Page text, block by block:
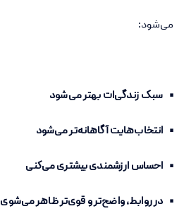
می‌شود:
• سبک زندگی‌ات بهتر می‌شود
• انتخاب‌هایت آگاهانه‌تر می‌شود
• احساس ارزشمندی بیشتری می‌کنی
• در روابط، واضح‌تر و قوی‌تر ظاهر می‌شوی